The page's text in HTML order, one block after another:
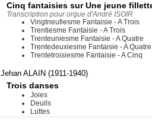
Cinq fantaisies sur Une jeune
Transcription pour orgue d'André ISOIR
Vingtneufiesme Fantaisie - A Trois
Trentiesme Fantaisie - A Trois
Trenteuniesme Fantaisie - A Quatre
Trentedeuxiesme Fantaisie - A Quatre
Trentetroisiesme Fantaisie - A Cinq
Jehan ALAIN (1911-1940)
Trois danses
Joies
Deuils
Luttes